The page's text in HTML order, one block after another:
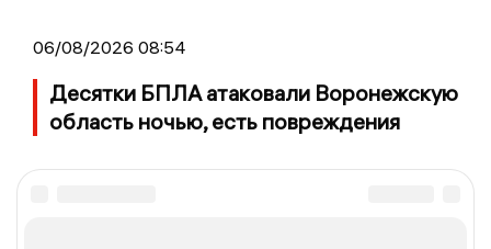
06/08/2026 08:54
Десятки БПЛА атаковали Воронежскую
область ночью, есть повреждения